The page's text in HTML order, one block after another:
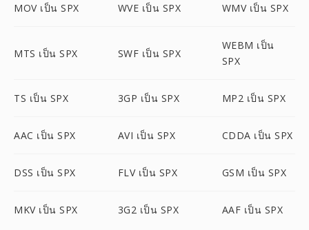
MOV เป็น SPX WVE เป็น SPX WMV เป็น SPX
MTS เป็น SPX SWF เป็น SPX
WEBM เป็น
SPX
TS เป็น SPX 3GP เป็น SPX MP2 เป็น SPX
AAC เป็น SPX AVI เป็น SPX CDDA เป็น SPX
DSS เป็น SPX FLV เป็น SPX GSM เป็น SPX
MKV เป็น SPX 3G2 เป็น SPX AAF เป็น SPX